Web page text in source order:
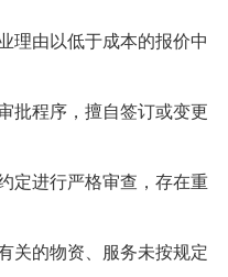
理由以低于成本的报价中
批程序，擅自签订或变更
定进行严格审查，存在重
关的物资 、服务未按规定